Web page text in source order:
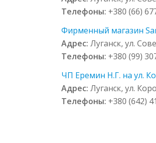
Телефоны: +380 (66)
Фирменный магазин
Адрес:Луганск, ул.
Телефоны: +380 (99)
ЧП Еремин Н.Г. на ул.
Адрес:Луганск, ул.
Телефоны: +380 (642)